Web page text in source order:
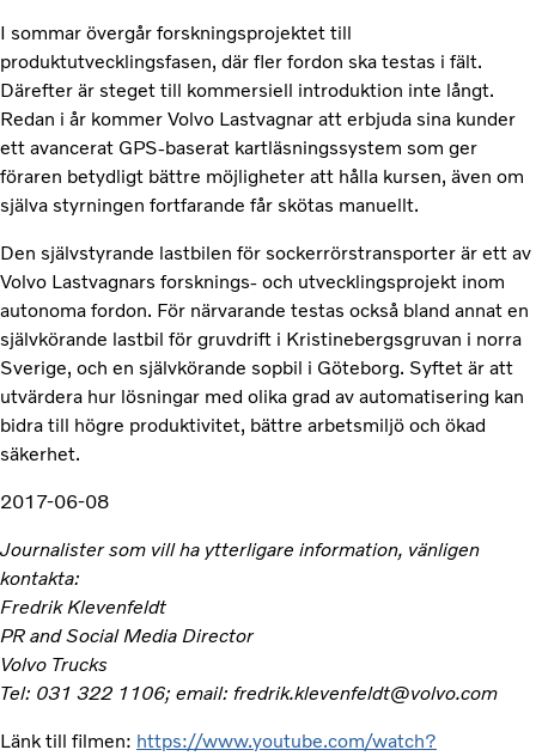
I sommar övergår forskningsprojektet till
produktutvecklingsfasen, där fler fordon ska testas i fält.
Därefter är steget till kommersiell introduktion inte långt.
Redan i år kommer Volvo Lastvagnar att erbjuda sina kunder
ett avancerat GPS-baserat kartläsningssystem som ger
föraren betydligt bättre möjligheter att hålla kursen, även om
själva styrningen fortfarande får skötas manuellt.
Den självstyrande lastbilen för sockerrörstransporter är ett av
Volvo Lastvagnars forsknings- och utvecklingsprojekt inom
autonoma fordon. För närvarande testas också bland annat en
självkörande lastbil för gruvdrift i Kristinebergsgruvan i norra
Sverige, och en självkörande sopbil i Göteborg. Syftet är att
utvärdera hur lösningar med olika grad av automatisering kan
bidra till högre produktivitet, bättre arbetsmiljö och ökad
säkerhet.
2017-06-08
Journalister som vill ha ytterligare information, vänligen
kontakta:
Fredrik Klevenfeldt
PR and Social Media Director
Volvo Trucks
Tel: 031 322 1106; email: fredrik.klevenfeldt@volvo.com
Länk till filmen: https://www.youtube.com/watch?